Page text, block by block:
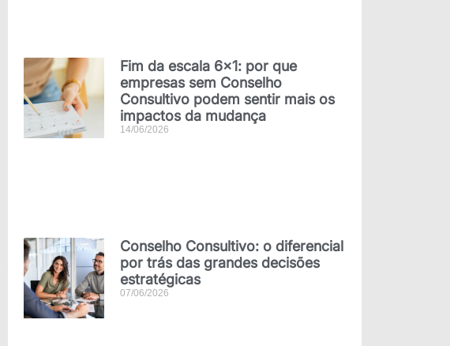
Fim da escala 6×1: por que
empresas sem Conselho
Consultivo podem sentir mais os
impactos da mudança
14/06/2026
Conselho Consultivo: o diferencial
por trás das grandes decisões
estratégicas
07/06/2026